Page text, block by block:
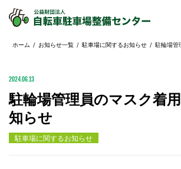
ホーム / お知らせ一覧 / 駐車場に関するお知らせ / 駐輪場管
2024.06.13
駐輪場管理員のマスク着
知らせ
駐車場に関するお知らせ